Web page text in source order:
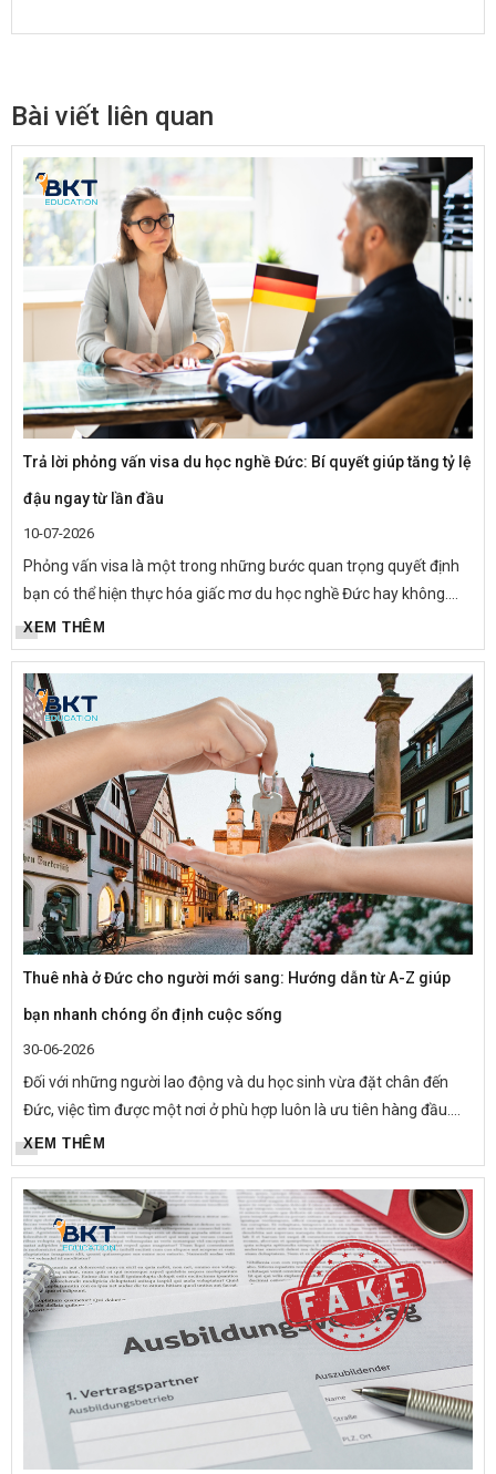
Bài viết liên quan
Trả lời phỏng vấn visa du học nghề Đức: Bí quyết giúp tăng tỷ lệ
đậu ngay từ lần đầu
10-07-2026
Phỏng vấn visa là một trong những bước quan trọng quyết định
bạn có thể hiện thực hóa giấc mơ du học nghề Đức hay không.
Thực tế, không ít hồ sơ được chuẩn bị đầy đủ nhưng vẫn bị từ
chối chỉ...
XEM THÊM
Thuê nhà ở Đức cho người mới sang: Hướng dẫn từ A-Z giúp
bạn nhanh chóng ổn định cuộc sống
30-06-2026
Đối với những người lao động và du học sinh vừa đặt chân đến
Đức, việc tìm được một nơi ở phù hợp luôn là ưu tiên hàng đầu.
Không chỉ là nơi sinh hoạt hằng ngày, chỗ ở còn ảnh hưởng...
XEM THÊM